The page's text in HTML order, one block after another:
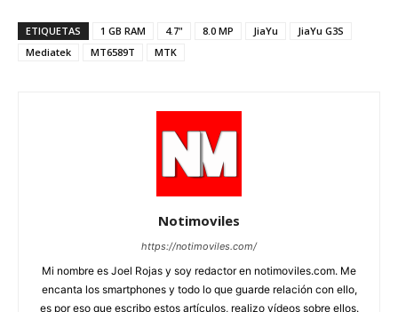
ETIQUETAS 1 GB RAM 4.7" 8.0 MP JiaYu
JiaYu G3S
Mediatek
MT6589T MTK
Notimoviles
https://notimoviles.com/
Mi nombre es Joel Rojas y soy redactor en notimoviles.com. Me
encanta los smartphones y todo lo que guarde relación con ello,
es por eso que escribo estos artículos, realizo vídeos sobre ellos.